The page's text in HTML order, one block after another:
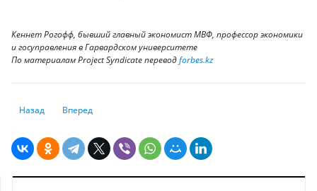
Кеннет Рогофф, бывший главный экономист МВФ, профессор экономики
и госуправления в Гарвардском университете
По материалам Project Syndicate переводforbes.kz
Предыдущий: Мошенники оформляют на казахстанцев огромные
Назад Следующий: Люди каких специальностей востребованы у
Вперед